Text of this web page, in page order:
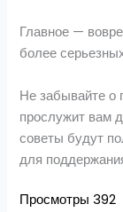
Главное —
более
Не забывайте о
прослужит вам
советы будут
для
Просмотры 392